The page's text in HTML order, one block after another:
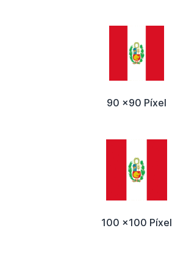
90 x90 Píxel
100 x100 Píxel